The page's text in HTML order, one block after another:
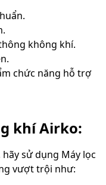
không khí.
chức năng hỗ trợ
khí Airko:
sử dụng Máy lọc
vượt trội như: